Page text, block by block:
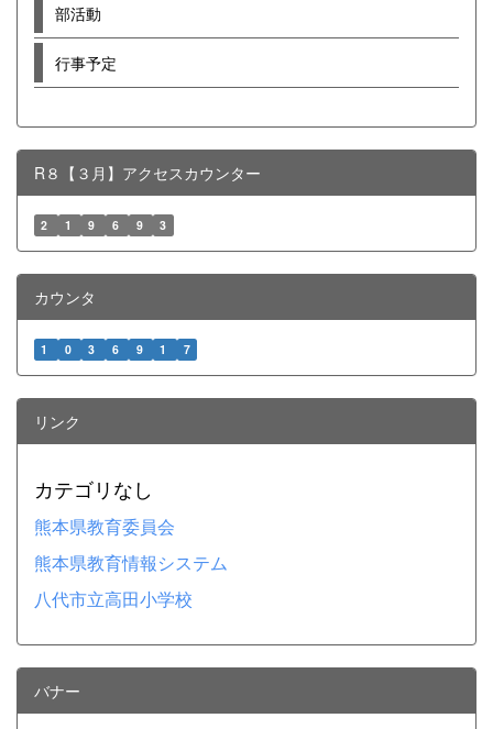
部活動
行事予定
R８【３月】アクセスカウンター
2 1 9 6 9 3
カウンタ
1 0 3 6 9 1 7
リンク
カテゴリなし
熊本県教育委員会
熊本県教育情報システム
八代市立高田小学校
バナー